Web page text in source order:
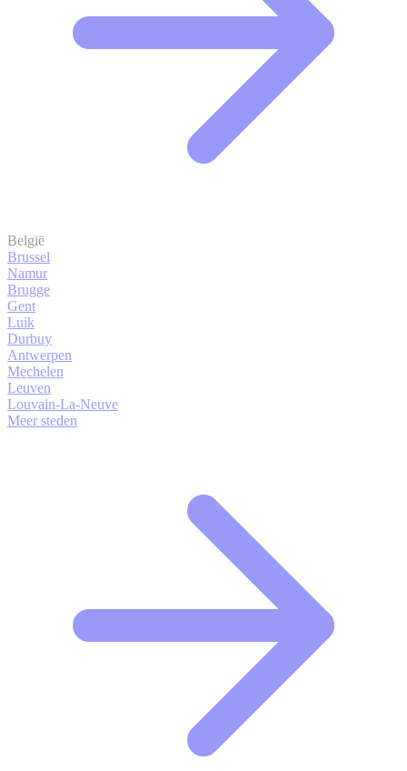
België
Brussel
Namur
Brugge
Gent
Luik
Durbuy
Antwerpen
Mechelen
Leuven
Louvain-La-Neuve
Meer steden